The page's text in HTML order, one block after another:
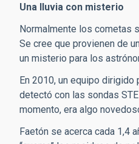
Una lluvia con misterio
Normalmente los cometas
Se cree que provienen de
un misterio para los
En 2010, un equipo dirigido
detectó con las sondas
momento, era algo
Faetón se acerca cada 1,4